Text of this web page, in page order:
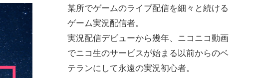
某所でゲームのライブ配信を細々と続ける
ゲーム実況配信者。
実況配信デビューから幾年、ニコニコ動画
でニコ生のサービスが始まる以前からのベ
テランにして永遠の実況初心者。